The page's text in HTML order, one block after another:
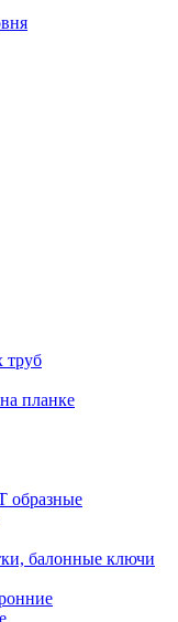
труб
планке
образные
балонные ключи